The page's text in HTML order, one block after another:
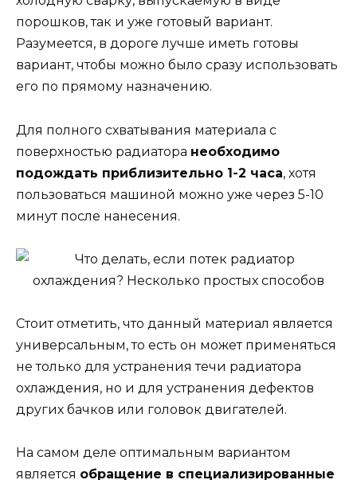
порошков, так и уже готовый вариант.
Разумеется, в дороге лучше иметь готовы
вариант, чтобы можно было сразу использовать
его по прямому назначению.
Для полного схватывания материала с
поверхностью радиатора необходимо
подождать приблизительно 1-2 часа, хотя
пользоваться машиной можно уже через 5-10
минут после нанесения.
Стоит отметить, что данный материал является
универсальным, то есть он может применяться
не только для устранения течи радиатора
охлаждения, но и для устранения дефектов
других бачков или головок двигателей.
На самом деле оптимальным вариантом
является обращение в специализированные